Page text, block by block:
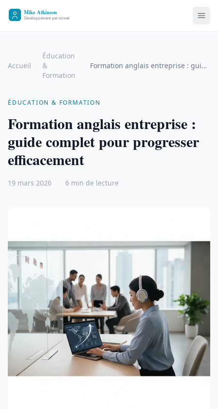
Accueil
Éducation
&
Formation
Formation anglais entreprise : guide
ÉDUCATION & FORMATION
Formation anglais entreprise :
guide complet pour progresser
efficacement
19 mars 2026 · 6 min de lecture